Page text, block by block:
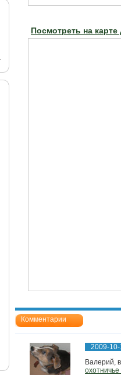
Посмотреть на
Комментарии
2009-
Валерий,